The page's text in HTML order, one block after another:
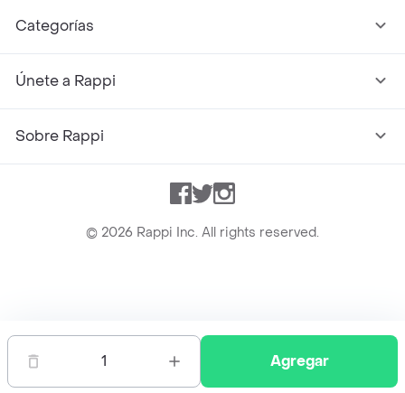
1 Agregar
Categorías
Únete a Rappi
Sobre Rappi
Facebook
TwitterInstagram
© 2026 Rappi Inc. All rights reserved.